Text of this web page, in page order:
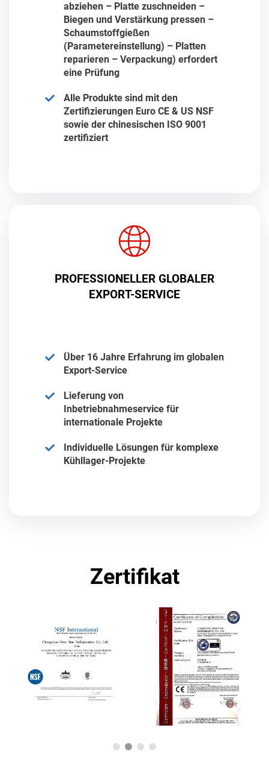
abziehen – Platte zuschneiden –
Biegen und Verstärkung pressen –
Schaumstoffgießen
(Parametereinstellung) – Platten
reparieren – Verpackung) erfordert
eine Prüfung
Alle Produkte sind mit den
Zertifizierungen Euro CE & US NSF
sowie der chinesischen ISO 9001
zertifiziert
PROFESSIONELLER GLOBALER
EXPORT-SERVICE
Über 16 Jahre Erfahrung im globalen
Export-Service
Lieferung von
Inbetriebnahmeservice für
internationale Projekte
Individuelle Lösungen für komplexe
Kühllager-Projekte
Zertifikat